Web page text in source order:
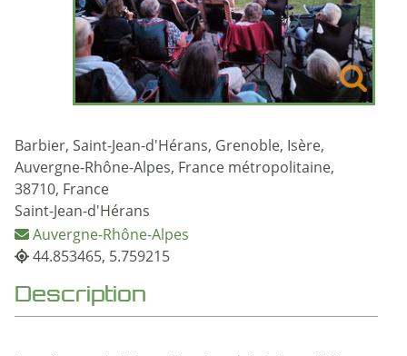
Barbier, Saint-Jean-d'Hérans, Grenoble, Isère,
Auvergne-Rhône-Alpes, France métropolitaine,
38710, France
Saint-Jean-d'Hérans
Auvergne-Rhône-Alpes
44.853465, 5.759215
Description